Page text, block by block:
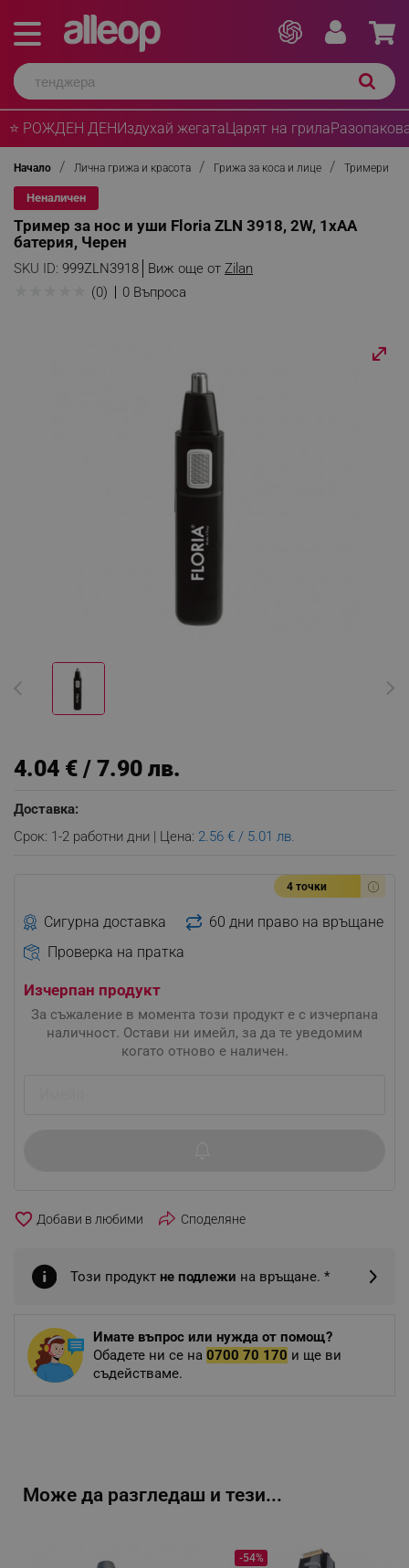
⭐ РОЖДЕН ДЕНИздухай жегатаЦарят на грила
Начало Лична грижа и красота Грижа за коса и лице Тримери
Неналичен
Тример за нос и уши Floria ZLN 3918, 2W, 1xAA
батерия, Черен
SKU ID: 999ZLN3918 Виж още от Zilan
(0) 0 Въпроса
4.04 € / 7.90 лв.
Доставка:
Срок: 1-2 работни дни | Цена: 2.56 € / 5.01 лв.
4 точки
Сигурна доставка
60 дни право на връщане
Проверка на пратка
Изчерпан продукт
За съжаление в момента този продукт е с изчерпана
наличност. Остави ни имейл, за да те уведомим
когато отново е наличен.
favorite_border Споделяне
Този продукт не подлежи на връщане. *
Имате въпрос или нужда от помощ?
Обадете ни се на 0700 70 170 и ще ви
съдействаме.
Може да разгледаш и тези...
-54%